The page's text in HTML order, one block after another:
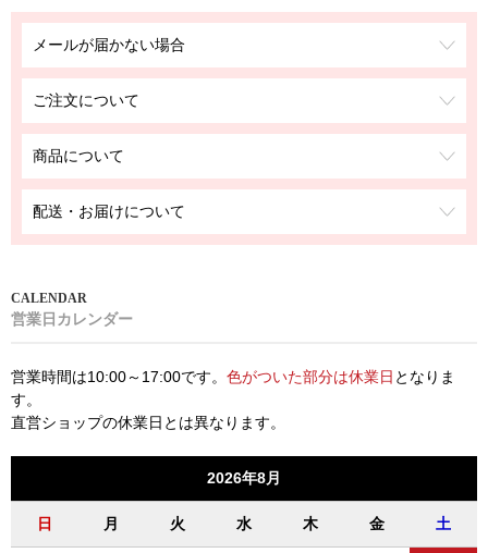
メールが届かない場合
ご注文について
商品について
配送・お届けについて
営業日カレンダー
営業時間は10:00～17:00です。 色がついた部分は休業日 となりま
す。
直営ショップの休業日とは異なります。
2026年8月
日 月 火 水 木 金 土